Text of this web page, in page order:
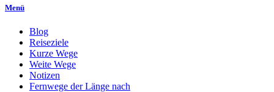
Menü
Blog
Reiseziele
Kurze Wege
Weite Wege
Notizen
Fernwege der Länge nach